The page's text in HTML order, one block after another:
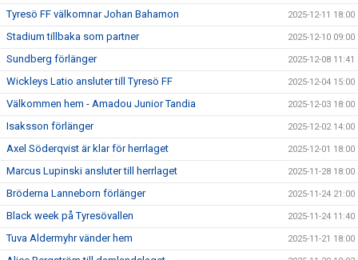
Tyresö FF välkomnar Johan Bahamon 2025-12-11 18:00
Stadium tillbaka som partner 2025-12-10 09:00
Sundberg förlänger 2025-12-08 11:41
Wickleys Latio ansluter till Tyresö FF 2025-12-04 15:00
Välkommen hem - Amadou Junior Tandia 2025-12-03 18:00
Isaksson förlänger 2025-12-02 14:00
Axel Söderqvist är klar för herrlaget 2025-12-01 18:00
Marcus Lupinski ansluter till herrlaget 2025-11-28 18:00
Bröderna Lanneborn förlänger 2025-11-24 21:00
Black week på Tyresövallen 2025-11-24 11:40
Tuva Aldermyhr vänder hem 2025-11-21 18:00